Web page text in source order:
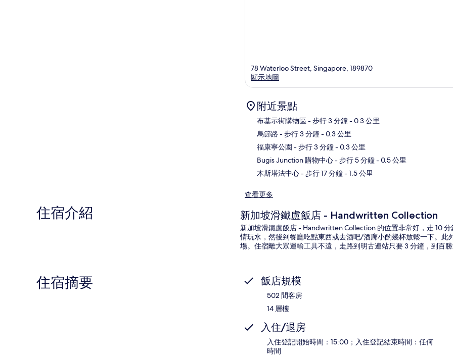
78 Waterloo Street, Singapore, 189870
顯示地圖
附近景點
布基示街購物區- 步行 3 分鐘- 0.3 公里
烏節路 - 步行 3 分鐘- 0.3 公里
福康寧公園 - 步行 3 分鐘- 0.3 公里
Bugis Junction 購物中心- 步行 5 分鐘- 0.5 公里
木斯塔法中心- 步行 17 分鐘- 1.5 公里
查看更多
住宿介紹 新加坡滑鐵盧飯店 - Handwritten Collection
新加坡滑鐵盧飯店 - Handwritten Collection 的位置非常好，走 10
情玩水，然後到餐廳吃點東西或去酒吧/酒廊小酌幾杯放鬆一下。
場。住宿離大眾運輸工具不遠，走路到明古連站只要 3 分鐘，到百勝
住宿摘要 飯店規模
502 間客房
14 層樓
入住/退房
入住登記開始時間：15:00；入住登記結束時間：任何
時間